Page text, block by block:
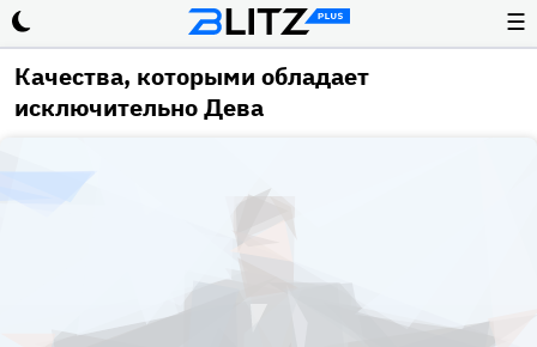
☰
Качества, которыми обладает
исключительно Дева